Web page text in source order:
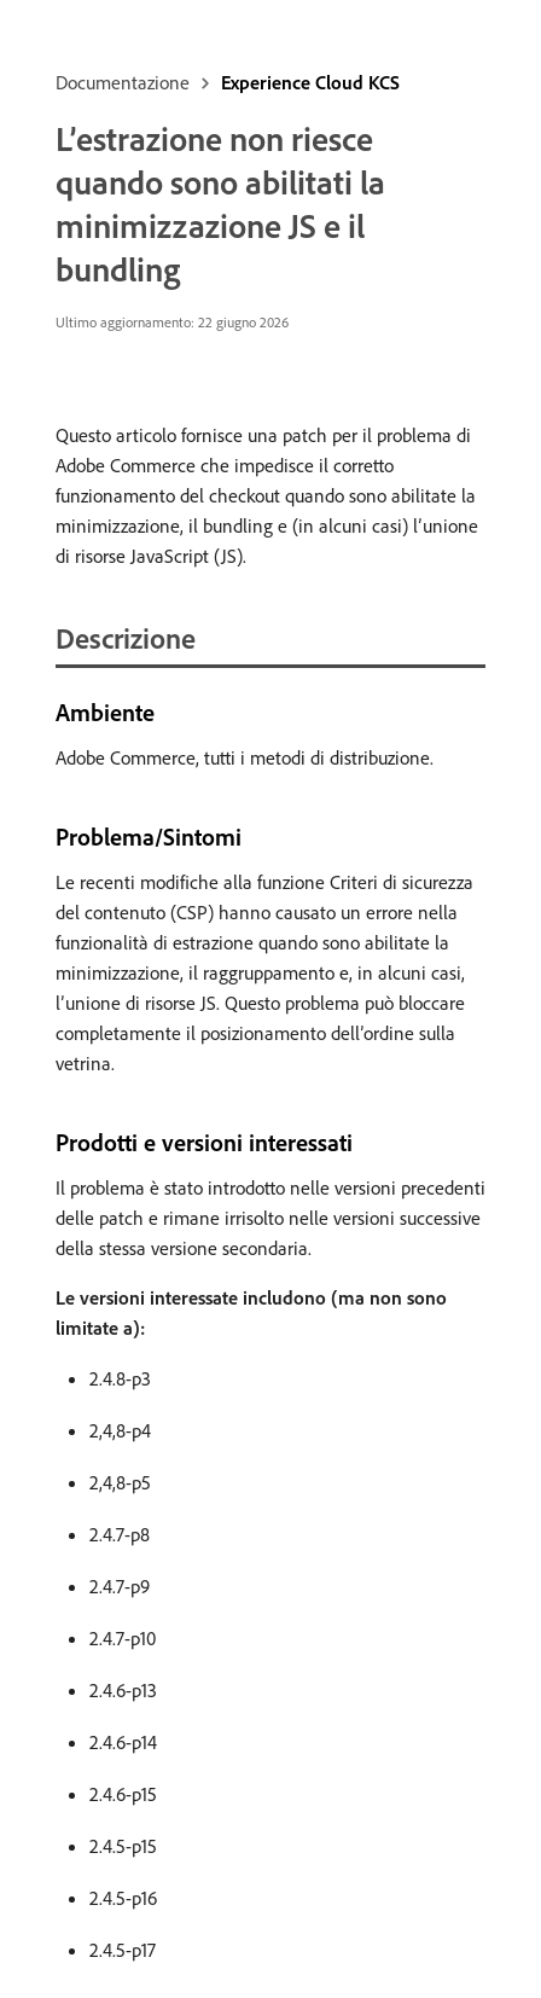
Documentazione Experience Cloud KCS
L’estrazione non riesce
quando sono abilitati la
minimizzazione JS e il
bundling
Ultimo aggiornamento: 22 giugno 2026
Questo articolo fornisce una patch per il problema di
Adobe Commerce che impedisce il corretto
funzionamento del checkout quando sono abilitate la
minimizzazione, il bundling e (in alcuni casi) l’unione
di risorse JavaScript (JS).
Descrizione
Ambiente
Adobe Commerce, tutti i metodi di distribuzione.
Problema/Sintomi
Le recenti modifiche alla funzione Criteri di sicurezza
del contenuto (CSP) hanno causato un errore nella
funzionalità di estrazione quando sono abilitate la
minimizzazione, il raggruppamento e, in alcuni casi,
l’unione di risorse JS. Questo problema può bloccare
completamente il posizionamento dell’ordine sulla
vetrina.
Prodotti e versioni interessati
Il problema è stato introdotto nelle versioni precedenti
delle patch e rimane irrisolto nelle versioni successive
della stessa versione secondaria.
Le versioni interessate includono (ma non sono
limitate a):
2.4.8-p3
2,4,8-p4
2,4,8-p5
2.4.7-p8
2.4.7-p9
2.4.7-p10
2.4.6-p13
2.4.6-p14
2.4.6-p15
2.4.5-p15
2.4.5-p16
2.4.5-p17